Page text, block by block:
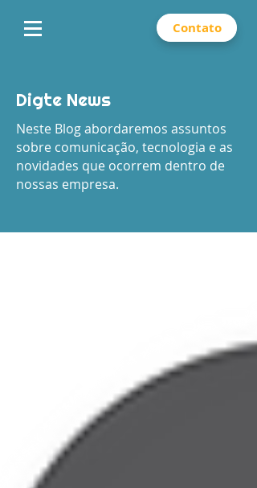
Contato
Digte News
Neste Blog abordaremos assuntos
sobre comunicação, tecnologia e as
novidades que ocorrem dentro de
nossas empresa.